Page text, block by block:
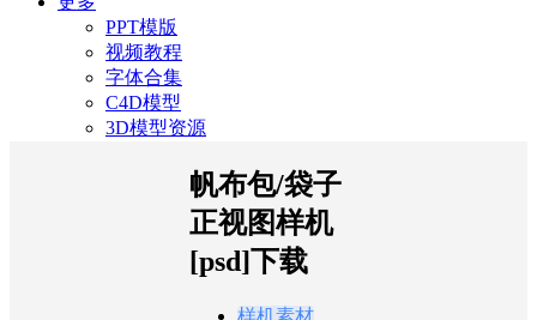
PPT模版
视频教程
字体合集
C4D模型
3D模型资源
帆布包/袋子
正视图样机
[psd]下载
样机素材